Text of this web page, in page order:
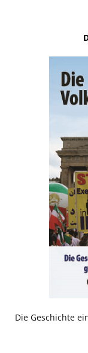
Die Geschichte